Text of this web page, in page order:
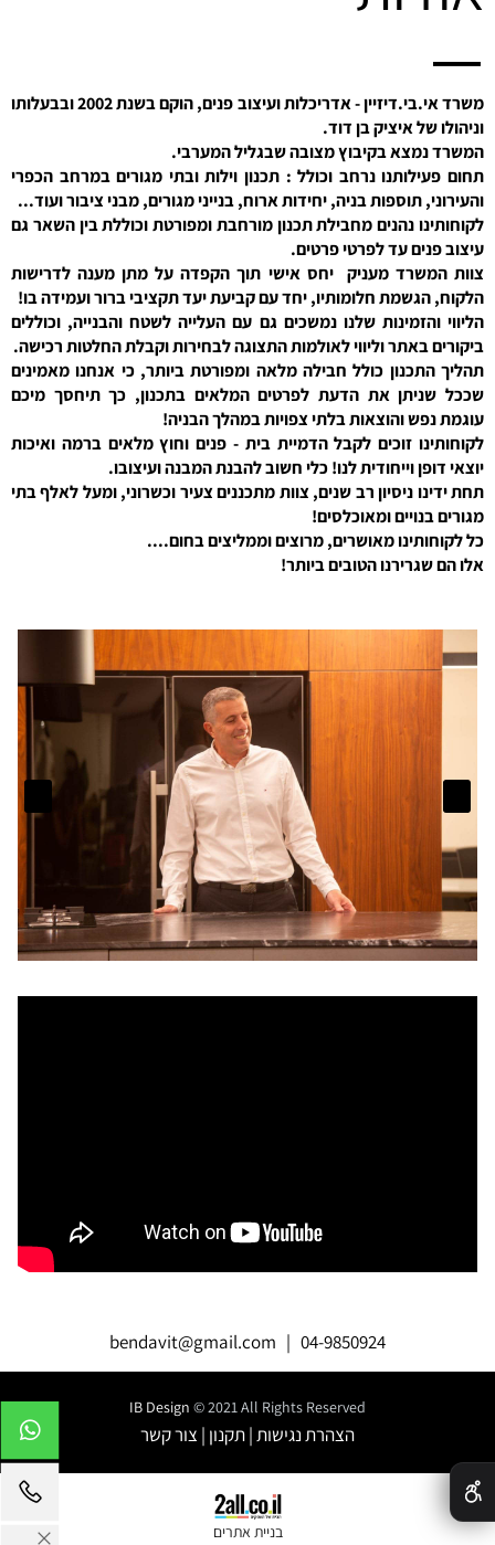
משרד אי.בי.דיזיין - אדריכלות ועיצוב פנים, הוקם בשנת 2002 ובבעלותו
וניהולו של איציק בן דוד.
המשרד נמצא בקיבוץ מצובה שבגליל המערבי.
תחום פעילותנו נרחב וכולל : תכנון וילות ובתי מגורים במרחב הכפרי
והעירוני, תוספות בניה, יחידות ארוח, בנייני מגורים, מבני ציבור ועוד...
לקוחותינו נהנים מחבילת תכנון מורחבת ומפורטת וכוללת בין השאר גם
עיצוב פנים עד לפרטי פרטים.
צוות המשרד מעניק יחס אישי תוך הקפדה על מתן מענה לדרישות
הלקוח, הגשמת חלומותיו, יחד עם קביעת יעד תקציבי ברור ועמידה בו!
הליווי והזמינות שלנו נמשכים גם עם העלייה לשטח והבנייה, וכוללים
ביקורים באתר וליווי לאולמות התצוגה לבחירות וקבלת החלטות רכישה.
תהליך התכנון כולל חבילה מלאה ומפורטת ביותר, כי אנחנו מאמינים
שככל שניתן את הדעת לפרטים המלאים בתכנון, כך תיחסך מיכם
עוגמת נפש והוצאות בלתי צפויות במהלך הבניה!
לקוחותינו זוכים לקבל הדמיית בית - פנים וחוץ מלאים ברמה ואיכות
יוצאי דופן וייחודית לנו! כלי חשוב להבנת המבנה ועיצובו.
תחת ידינו ניסיון רב שנים, צוות מתכננים צעיר וכשרוני, ומעל לאלף בתי
מגורים בנויים ומאוכלסים!
כל לקוחותינו מאושרים, מרוצים וממליצים בחום....
אלו הם שגרירנו הטובים ביותר!
bendavit@gmail.com | 04-9850924
IB Design © 2021 All Rights Reserved
הצהרת נגישות|תקנון | צור קשר
בניית אתרים